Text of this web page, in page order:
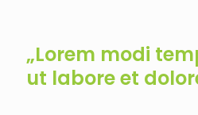
„Lorem modi
ut labore et